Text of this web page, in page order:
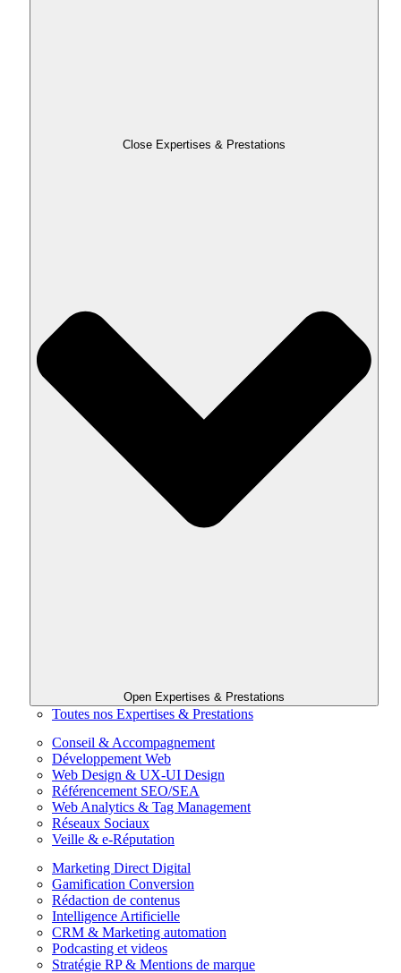
Close Expertises & Prestations
Open Expertises & Prestations
Toutes nos Expertises & Prestations
Conseil & Accompagnement
Développement Web
Web Design & UX-UI Design
Référencement SEO/SEA
Web Analytics & Tag Management
Réseaux Sociaux
Veille & e-Réputation
Marketing Direct Digital
Gamification Conversion
Rédaction de contenus
Intelligence Artificielle
CRM & Marketing automation
Podcasting et videos
Stratégie RP & Mentions de marque